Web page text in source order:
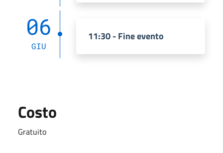
06
GIU
11:30 - Fine evento
Costo
Gratuito